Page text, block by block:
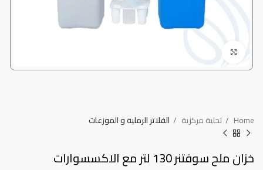
Click to enlarge
Home تحلية مركزية الفلاتر الرملية و الموزعات
خزان ملح سوفتنر 130 لتر مع الاكسسوارات